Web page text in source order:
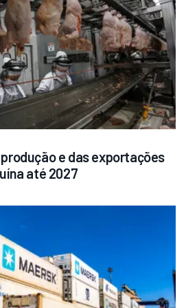
e das exportações
até 2027